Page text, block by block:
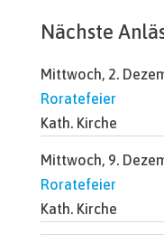
Nächste
Mittwoch, 2.
Roratefeier
Kath. Kirche
Mittwoch, 9.
Roratefeier
Kath. Kirche